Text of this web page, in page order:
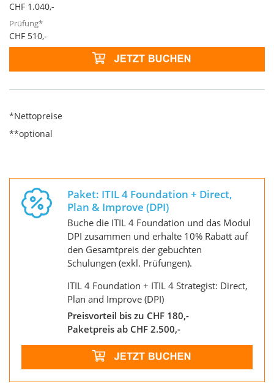
CHF 1.040,-
CHF 510,-
*Nettopreise
**optional
Paket: ITIL 4 Foundation + Direct,
Plan & Improve (DPI)
Buche die ITIL 4 Foundation und das Modul
DPI zusammen und erhalte 10% Rabatt auf
den Gesamtpreis der gebuchten
Schulungen (exkl. Prüfungen).
ITIL 4 Foundation + ITIL 4 Strategist: Direct,
Plan and Improve (DPI)
Preisvorteil bis zu CHF 180,-
Paketpreis ab CHF 2.500,-